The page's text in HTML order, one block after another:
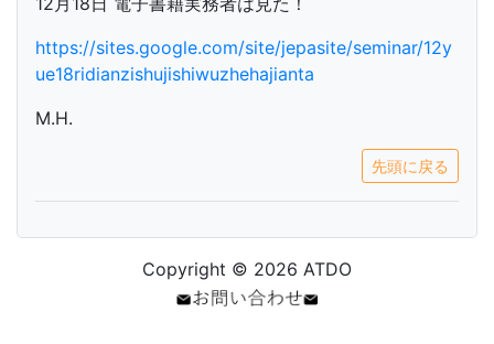
https://sites.google.com/site/jepasite/seminar/12y
ue18ridianzishujishiwuzhehajianta
M.H.
先頭に戻る
Copyright © 2026 ATDO